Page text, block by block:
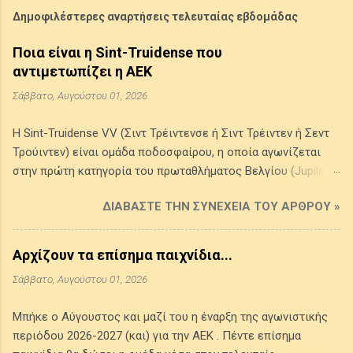
Δημοφιλέστερες αναρτήσεις τελευταίας εβδομάδας
Ποια είναι η Sint-Truidense που
αντιμετωπίζει η ΑΕΚ
Σάββατο, Αυγούστου 01, 2026
Η Sint-Truidense VV (Σιντ Τρέιντενσε ή Σιντ Τρέιντεν ή Σεντ
Τρούιντεν) είναι ομάδα ποδοσφαίρου, η οποία αγωνίζεται
στην πρώτη κατηγορία του πρωταθλήματος Βελγίου (Jupiler
επαρχία της Λιμβουργίας του Βελγίου, ιδρύθηκε το 1924 από
την ένωση δύο τοπικών συλλόγων της πόλης και τα χρώματά
της είναι το κίτρινο και το μπλε. Έχει κατακτήσει ένα League
Cup Βελγίου (1998-1999) και τέσσερα πρωταθλήμα Β' Εθνικής
(1986-1987, 1993-1994, 2008-2009, 2014-2015), ενώ έφθασε
κυπέλλου Βελγίου χωρίς να καταφέρει να το κατακτήσει. Την
περασμένη αγωνιστική περίοδο (2025-2026) έδωσε 42
ΔΙΑΒΆΣΤΕ ΤΗΝ ΣΥΝΈΧΕΙΑ ΤΟΥ ΆΡΘΡΟΥ »
Αρχίζουν τα επίσημα παιχνίδια...
Σάββατο, Αυγούστου 01, 2026
Μπήκε ο Αύγουστος και μαζί του η έναρξη της αγωνιστικής
περιόδου 2026-2027 (και) για την ΑΕΚ . Πέντε επίσημα